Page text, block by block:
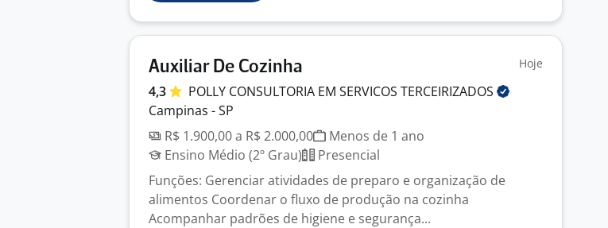
Auxiliar De Cozinha Hoje
4,3 POLLY CONSULTORIA EM SERVICOS TERCEIRIZADOS
Campinas - SP
R$ 1.900,00 a R$ 2.000,00
Menos de 1 ano
Ensino Médio (2º Grau)
Presencial
Funções: Gerenciar atividades de preparo e organização de
alimentos Coordenar o fluxo de produção na cozinha
Acompanhar padrões de higiene e segurança...